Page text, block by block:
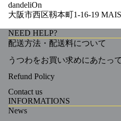
dandeliOn
大阪市西区靱本町1-16-19
NEED HELP?
配送方法・配送料について
うつわをお買い求めにあたって
Refund Policy
Contact us
INFORMATIONS
News